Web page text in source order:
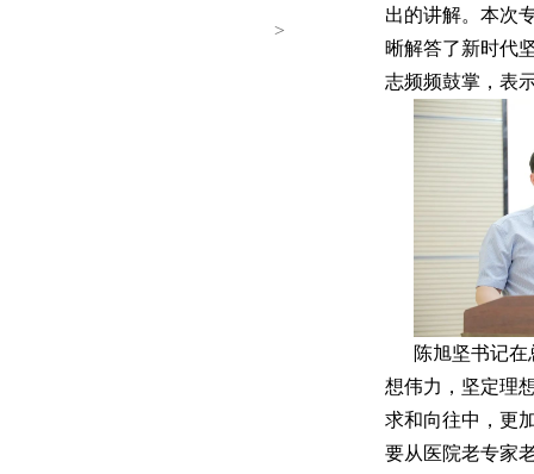
>
出的讲解。本次
晰解答了新时代
志频频鼓掌，表
陈旭坚书记
想伟力，坚定理
求和向往中，更
要从医院老专家